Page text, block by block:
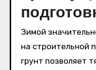
Зимой
на строительной
грунт позволяет